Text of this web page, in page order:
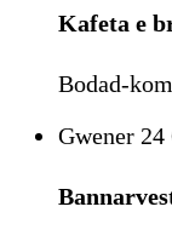
Kafeta e
Bodad-
Gwener 24